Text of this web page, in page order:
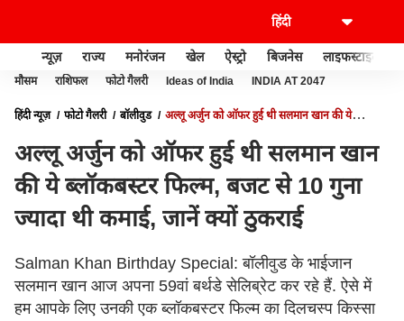
न्यूज़ राज्य मनोरंजन खेल ऐस्ट्रो बिजनेस लाइफस्टाइल
मौसम राशिफल फोटो गैलरी Ideas of India INDIA AT 2047
हिंदी न्यूज़ फोटो गैलरी बॉलीवुड
अल्लू अर्जुन को ऑफर हुई थी सलमान खान की ये
अल्लू अर्जुन को ऑफर हुई थी सलमान खान
की ये ब्लॉकबस्टर फिल्म, बजट से 10 गुना
ज्यादा थी कमाई, जानें क्यों ठुकराई
Salman Khan Birthday Special: बॉलीवुड के भाईजान
सलमान खान आज अपना 59वां बर्थडे सेलिब्रेट कर रहे हैं. ऐसे में
हम आपके लिए उनकी एक ब्लॉकबस्टर फिल्म का दिलचस्प किस्सा